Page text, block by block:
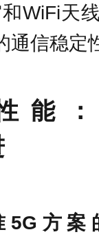
和WiFi天
通信稳定
能：
方案